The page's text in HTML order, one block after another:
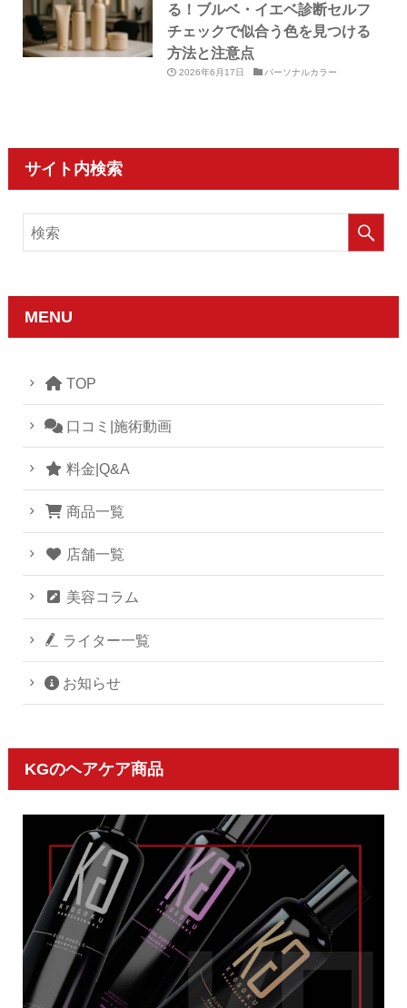
る！ブルベ・イエベ診断セルフ
チェックで似合う色を見つける
方法と注意点
2026年6月17日 パーソナルカラー
サイト内検索
MENU
TOP
口コミ|施術動画
料金|Q&A
商品一覧
店舗一覧
美容コラム
ライター一覧
お知らせ
KGのヘアケア商品